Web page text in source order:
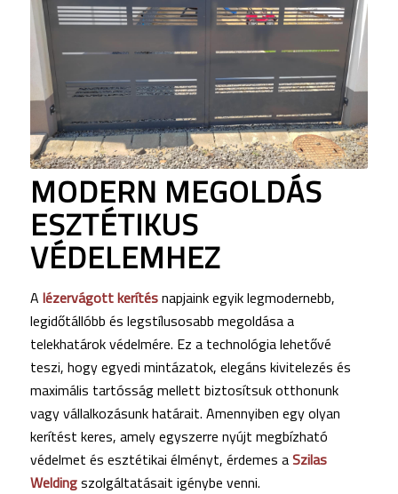
MODERN MEGOLDÁS
ESZTÉTIKUS
VÉDELEMHEZ
A lézervágott kerítésnapjaink egyik legmodernebb,
legidőtállóbb és legstílusosabb megoldása a
telekhatárok védelmére. Ez a technológia lehetővé
teszi, hogy egyedi mintázatok, elegáns kivitelezés és
maximális tartósság mellett biztosítsuk otthonunk
vagy vállalkozásunk határait. Amennyiben egy olyan
kerítést keres, amely egyszerre nyújt megbízható
védelmet és esztétikai élményt, érdemes aSzilas
Weldingszolgáltatásait igénybe venni.